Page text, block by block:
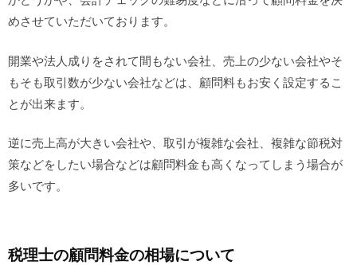
めさせていただいております。
開業や法人成りをされて間もない会社、売上の少ない会社やそ
もそも取引数が少ない会社などは、顧問料もお安く設定するこ
とが出来ます。
逆に売上高が大きい会社や、取引が複雑な会社、複雑な節税対
策などをしたい場合などは顧問料金も高くなってしまう場合が
多いです。
税理士の顧問料金の相場について